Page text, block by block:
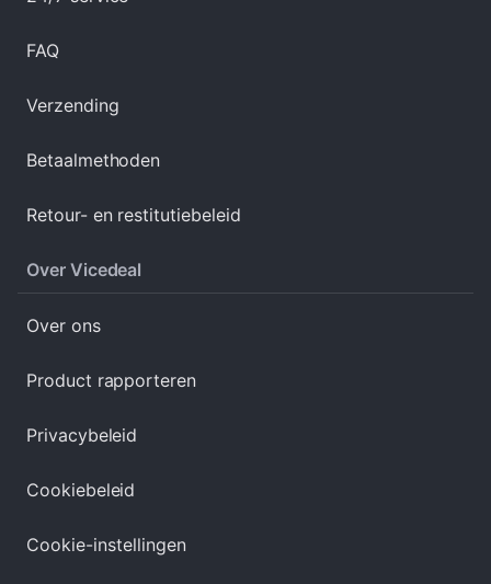
FAQ
Verzending
Betaalmethoden
Retour- en restitutiebeleid
Over Vicedeal
Over ons
Product rapporteren
Privacybeleid
Cookiebeleid
Cookie-instellingen